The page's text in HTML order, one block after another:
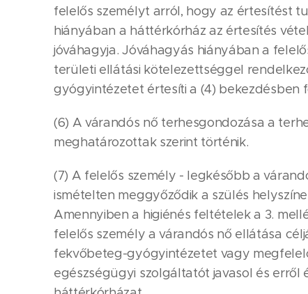
felelős személyt arról, hogy az értesítést
hiányában a háttérkórház az értesítés
jóváhagyja. Jóváhagyás hiányában a
területi ellátási kötelezettséggel
gyógyintézetet értesíti a (4) bekezdésben
(6) A várandós nő terhesgondozása a
meghatározottak szerint történik.
(7) A felelős személy - legkésőbb a
ismételten meggyőződik a szülés
Amennyiben a higiénés feltételek a 3.
felelős személy a várandós nő ellátása
fekvőbeteg-gyógyintézetet vagy
egészségügyi szolgáltatót javasol és erről